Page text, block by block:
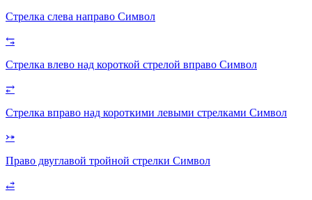
Стрелка слева направо Символ
⥃
Стрелка влево над короткой стрелой вправо Символ
⥂
Стрелка вправо над короткими левыми стрелками Символ
⤐
Право двуглавой тройной стрелки Символ
⥄